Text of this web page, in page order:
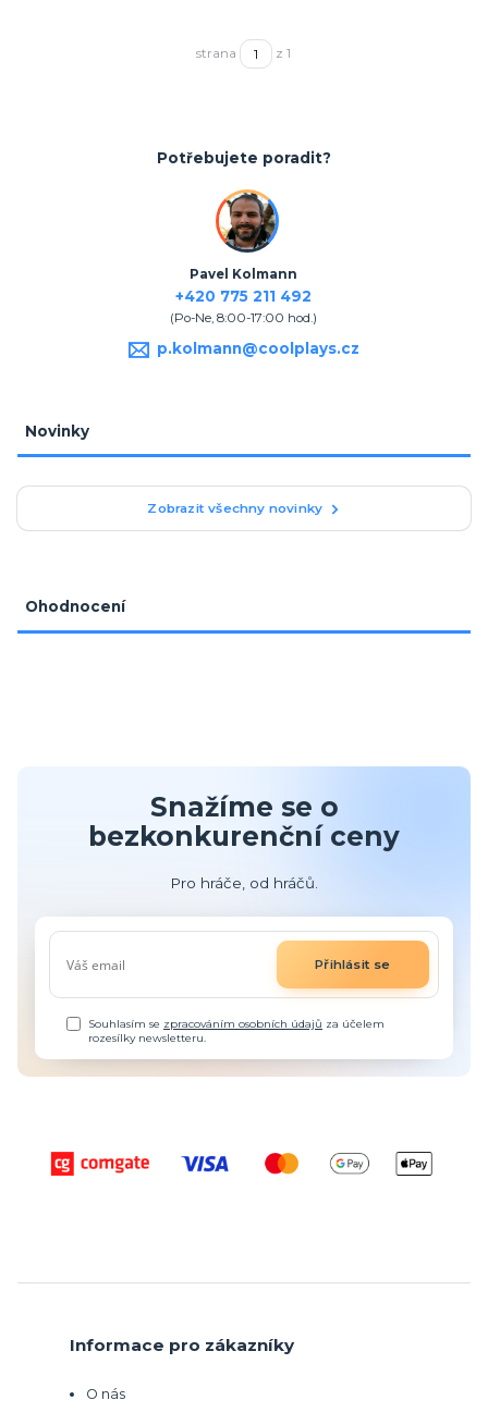
strana z 1
Potřebujete poradit?
Pavel Kolmann
+420 775 211 492
(Po-Ne, 8:00-17:00 hod.)
p.kolmann@coolplays.cz
Novinky
Zobrazit všechny novinky
Ohodnocení
Snažíme se o
bezkonkurenční ceny
Pro hráče, od hráčů.
Přihlásit se
Souhlasím se zpracováním osobních údajů za účelem
rozesílky newsletteru.
Informace pro zákazníky
O nás